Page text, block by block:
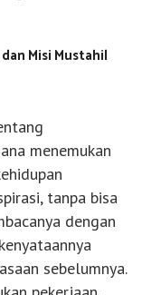
Misi Mustahil
menemukan
tanpa bisa
dengan
sebelumnya.